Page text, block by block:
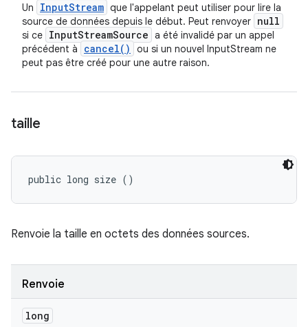
Un InputStream que l'appelant peut utiliser pour lire la
source de données depuis le début. Peut renvoyer null
si ce InputStreamSource a été invalidé par un appel
précédent à
cancel( )
ou si un nouvel InputStream ne
peut pas être créé pour une autre raison.
taille
public long size ()
Renvoie la taille en octets des données sources.
Renvoie
long